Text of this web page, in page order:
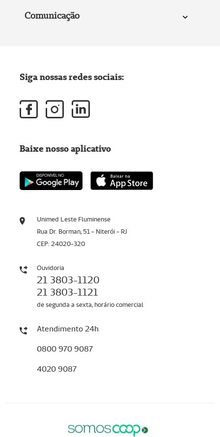
Comunicação
Unimed Leste Fluminense
Rua Dr. Borman, 51 - Niterói - RJ
CEP: 24020-320
Ouvidoria
21 3803-1120
21 3803-1121
de segunda a sexta, horário comercial
Atendimento 24h
0800 970 9087
4020 9087
Siga nossas redes sociais:
Baixe nosso aplicativo